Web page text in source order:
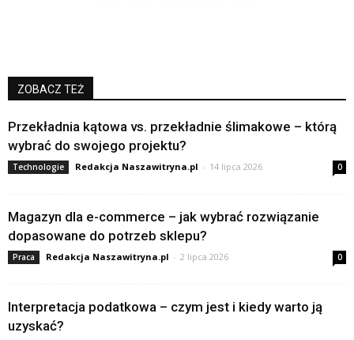
ZOBACZ TEŻ
Przekładnia kątowa vs. przekładnie ślimakowe – którą
wybrać do swojego projektu?
Technologie Redakcja Naszawitryna.pl - 14 lipca 2026 0
Magazyn dla e-commerce – jak wybrać rozwiązanie
dopasowane do potrzeb sklepu?
Praca Redakcja Naszawitryna.pl - 2 lipca 2026 0
Interpretacja podatkowa – czym jest i kiedy warto ją
uzyskać?